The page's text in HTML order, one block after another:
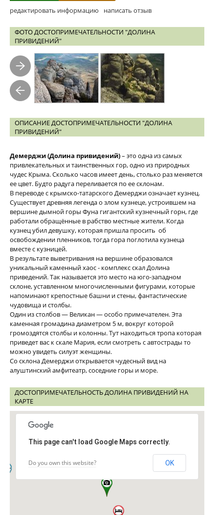
редактировать информацию написать отзыв
ФОТО ДОСТОПРИМЕЧАТЕЛЬНОСТИ "ДОЛИНА
ПРИВИДЕНИЙ"
ОПИСАНИЕ ДОСТОПРИМЕЧАТЕЛЬНОСТИ "ДОЛИНА
ПРИВИДЕНИЙ"
Демерджи (Долина привидений)– это одна из самых
привлекательных и таинственных гор, одно из природных
чудес Крыма. Сколько часов имеет день, столько раз меняется
ее цвет. Будто радуга переливается по ее склонам.
В переводе с крымско-татарского Демерджи означает кузнец.
Существует древняя легенда о злом кузнеце, устроившем на
вершине дымной горы Фуна гигантский кузнечный горн, где
работали обращённые в рабство местные жители. Когда
кузнец убил девушку, которая пришла просить об
освобождении пленников, тогда гора поглотила кузнеца
вместе с кузницей.
В результате выветривания на вершине образовался
уникальный каменный хаос - комплекс скал Долина
приведений. Так называется это место на юго-западном
склоне, уставленном многочисленными фигурами, которые
напоминают крепостные башни и стены, фантастические
чудовища и столбы.
Один из столбов — Великан — особо примечателен. Эта
каменная громадина диаметром 5 м, вокруг которой
громоздятся столбы и колонны. Тут находиться тропа которая
приведет вас к скале Мария, если смотреть с автострады то
можно увидеть силуэт женщины.
Со склона Демерджи открывается чудесный вид на
алуштинский амфитеатр, соседние горы и море.
ДОСТОПРИМЕЧАТЕЛЬНОСТЬ ДОЛИНА ПРИВИДЕНИЙ НА
КАРТЕ
This page can't load Google Maps correctly.
Do you own this website? OK